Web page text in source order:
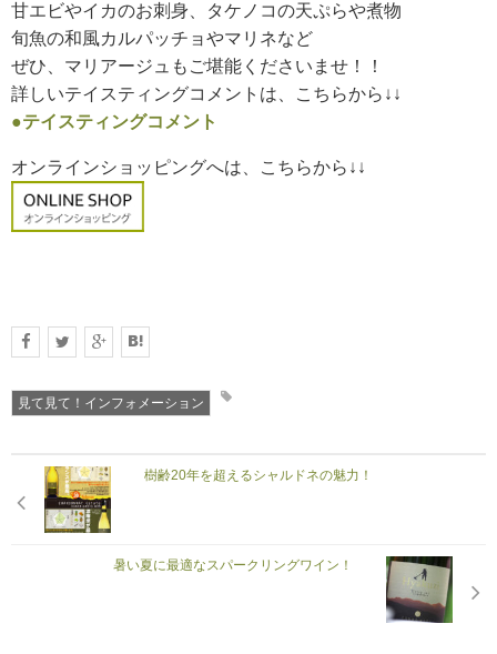
甘エビやイカのお刺身、タケノコの天ぷらや煮物
旬魚の和風カルパッチョやマリネなど
ぜひ、マリアージュもご堪能くださいませ！！
詳しいテイスティングコメントは、こちらから↓↓
●テイスティングコメント
オンラインショッピングへは、こちらから↓↓
見て見て！インフォメーション
樹齢20年を超えるシャルドネの魅力！
暑い夏に最適なスパークリングワイン！